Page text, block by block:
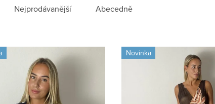
Nejprodávanější Abecedně
Novinka